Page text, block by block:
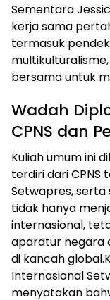
Sementara
kerja sama
termasuk
bersama untuk
Wadah
CPNS dan
Kuliah umum ini
terdiri dari CPNS
Setwapres, serta
tidak hanya
internasional,
aparatur negara
di kancah
Internasional
menyatakan